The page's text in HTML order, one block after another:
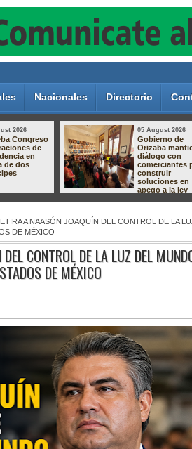
Nacionales Directorio
05 August 2026
Dan hasta 60 años
de prisión a dos
responsables de
secuestro
agravado en
Pánuco
A NAASÓN JOAQUÍN DEL CONTROL DE LA
DE MÉXICO
CONTROL DE LA LUZ DEL
DE MÉXICO